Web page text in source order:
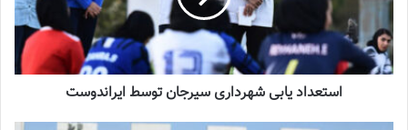
2023-07-07
فروزان سلیمانی گفت : تیم ملی بانوان تلفیقی از جوانان و با
تجربه‌هاست و اینکه بگوییم فقط جوانان باشد اشتباه است، ما از سارا
استعداد یابی شهرداری سیرجان توسط ایراندوست